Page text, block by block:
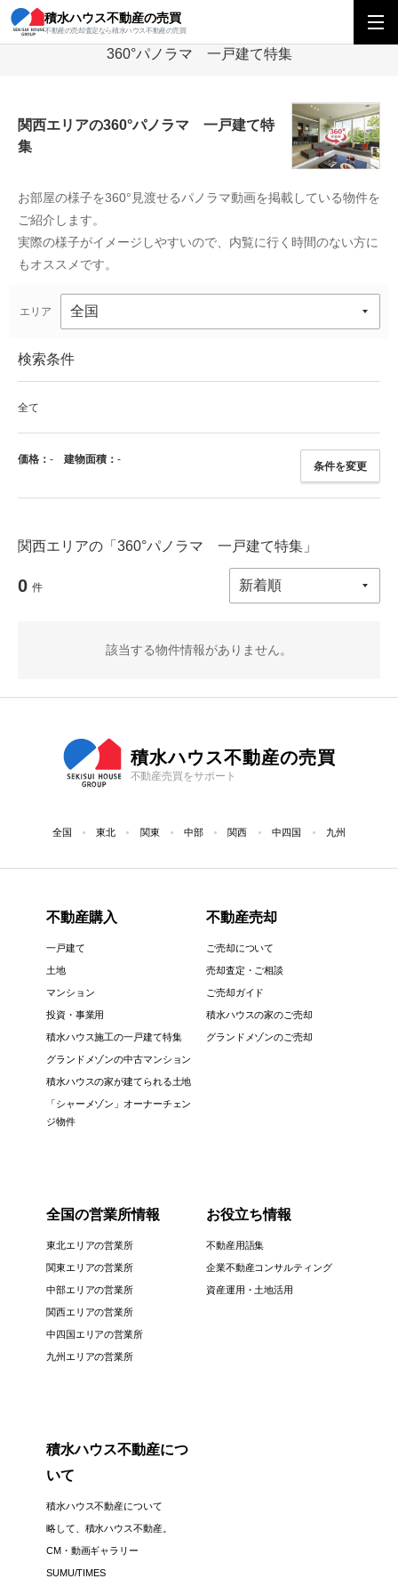
積水ハウス不動産の売買
不動産の売却査定なら積水ハウス不動産の売買
積水ハウス不動産の売買 関西エリア 360°パノラマ 一戸建て特
360°パノラマ 一戸建て特集
関西エリアの360°パノラマ 一戸建て特
集
お部屋の様子を360°見渡せるパノラマ動画を掲載している物件を
ご紹介します。
実際の様子がイメージしやすいので、内覧に行く時間のない方に
もオススメです。
エリア
検索条件
全て
価格： - 建物面積： -
条件を変更
関西エリアの「360°パノラマ 一戸建て特集」
0 件
該当する物件情報がありません。
積水ハウス不動産の売買
不動産売買をサポート
全国 東北 関東 中部 関西 中四国 九州
不動産購入
一戸建て
土地
マンション
投資・事業用
積水ハウス施工の一戸建て特集
グランドメゾンの中古マンション
積水ハウスの家が建てられる土地
「シャーメゾン」オーナーチェン
ジ物件
不動産売却
ご売却について
売却査定・ご相談
ご売却ガイド
積水ハウスの家のご売却
グランドメゾンのご売却
全国の営業所情報
東北エリアの営業所
関東エリアの営業所
中部エリアの営業所
関西エリアの営業所
中四国エリアの営業所
九州エリアの営業所
お役立ち情報
不動産用語集
企業不動産コンサルティング
資産運用・土地活用
積水ハウス不動産につ
いて
積水ハウス不動産について
略して、積水ハウス不動産。
CM・動画ギャラリー
SUMU/TIMES